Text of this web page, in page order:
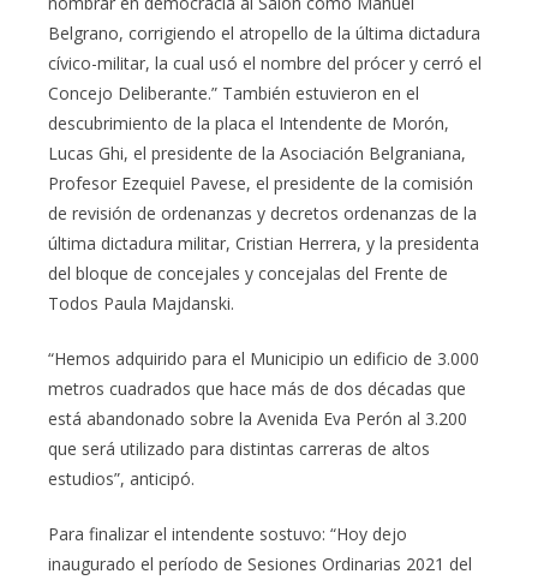
Belgrano, corrigiendo el atropello de la última dictadura
cívico-militar, la cual usó el nombre del prócer y cerró el
Concejo Deliberante.” También estuvieron en el
descubrimiento de la placa el Intendente de Morón,
Lucas Ghi, el presidente de la Asociación Belgraniana,
Profesor Ezequiel Pavese, el presidente de la comisión
de revisión de ordenanzas y decretos ordenanzas de la
última dictadura militar, Cristian Herrera, y la presidenta
del bloque de concejales y concejalas del Frente de
Todos Paula Majdanski.
“Hemos adquirido para el Municipio un edificio de 3.000
metros cuadrados que hace más de dos décadas que
está abandonado sobre la Avenida Eva Perón al 3.200
que será utilizado para distintas carreras de altos
estudios”, anticipó.
Para finalizar el intendente sostuvo: “Hoy dejo
inaugurado el período de Sesiones Ordinarias 2021 del